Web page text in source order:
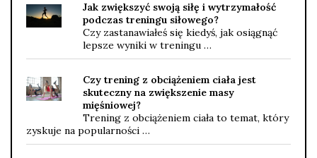
Jak zwiększyć swoją siłę i wytrzymałość
podczas treningu siłowego?
Czy zastanawiałeś się kiedyś, jak osiągnąć
lepsze wyniki w treningu …
Czy trening z obciążeniem ciała jest
skuteczny na zwiększenie masy
mięśniowej?
Trening z obciążeniem ciała to temat, który
zyskuje na popularności …